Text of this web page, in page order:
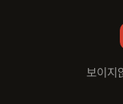
보이지